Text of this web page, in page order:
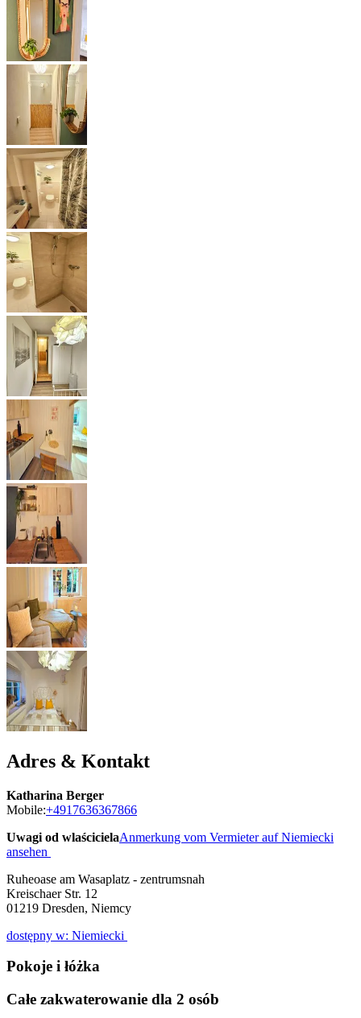
Adres & Kontakt
Katharina Berger
Mobile:+4917636367866
Uwagi od wlaścicielaAnmerkung vom Vermieter auf Niemiecki
ansehen
Ruheoase am Wasaplatz - zentrumsnah
Kreischaer Str. 12
01219 Dresden, Niemcy
dostępny w: Niemiecki
Pokoje i łóżka
Całe zakwaterowanie dla 2 osób